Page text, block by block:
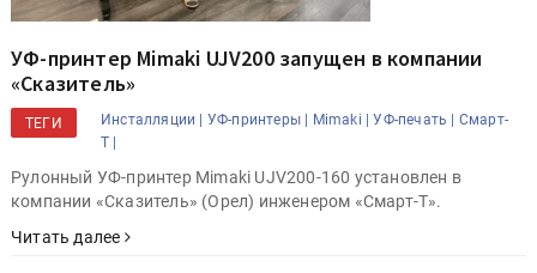
УФ-принтер Mimaki UJV200 запущен в компании
«Сказитель»
ТЕГИ Инсталляции | УФ-принтеры | Mimaki | УФ-печать |
Смарт-
Т |
Рулонный УФ-принтер Mimaki UJV200-160 установлен в
компании «Сказитель» (Орел) инженером «Смарт-Т».
Читать далее